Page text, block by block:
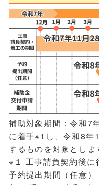
補助対象期間：令和7
に着手※1 し、令和8年
するものを対象としま
※１ 工事請負契約後に
予約提出期間（任意